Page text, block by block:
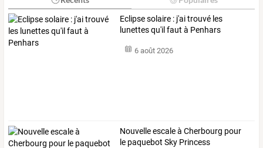
Eclipse solaire : j'ai trouvé les
lunettes qu'il faut à Penhars
6 août 2026
Nouvelle escale à Cherbourg pour
le paquebot Sky Princess